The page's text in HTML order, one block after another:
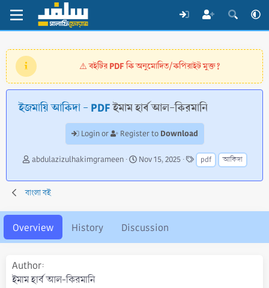
⚠️বইটির PDF কি অনুমোদিত/কপিরাইট মুক্ত?
ইজমায়ি আকিদা - PDFইমাম হার্ব আল-কিরমানি
Login or Register to Download
A
t
h
r
abdulazizulhakimgrameen
C
e
i
o
Nov 15, 2025
T
a
g
pdf আকিদা
বাংলা বই
Overview History Discussion
Author
ইমাম হার্ব আল-কিরমানি